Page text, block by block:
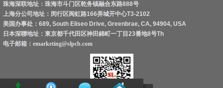
珠海深联地址：珠海市斗门区乾务镇融合东路888号
上海分公司地址：闵行区闽虹路166弄城开中心T3-2102
美国办事处：689, South Eliseo Drive, Greenbrae, CA, 94904, USA
日本深聯地址：東京都千代田区神田錦町一丁目23番地8号Th
电子邮箱： emarketing@slpcb.com